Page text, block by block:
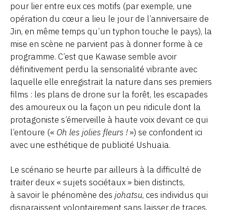
pour lier entre eux ces motifs (par exemple, une
opération du cœur a lieu le jour de l’anniversaire de
Jin, en même temps qu’un typhon touche le pays), la
mise en scène ne parvient pas à donner forme à ce
programme. C’est que Kawase semble avoir
définitivement perdu la sensorialité vibrante avec
laquelle elle enregistrait la nature dans ses premiers
films : les plans de drone sur la forêt, les escapades
des amoureux ou la façon un peu ridicule dont la
protagoniste s’émerveille à haute voix devant ce qui
l’entoure (« Oh les jolies fleurs !») se confondent ici
avec une esthétique de publicité Ushuaïa.
Le scénario se heurte par ailleurs à la difficulté de
traiter deux « sujets sociétaux » bien distincts,
à savoir le phénomène des johatsu, ces individus qui
disparaissent volontairement sans laisser de traces,